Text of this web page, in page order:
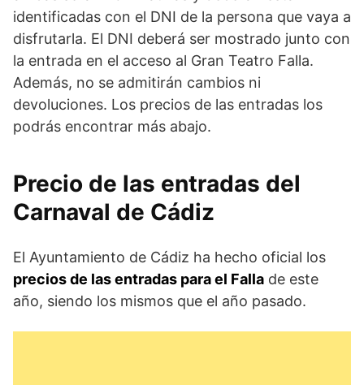
identificadas con el DNI de la persona que vaya a
disfrutarla. El DNI deberá ser mostrado junto con
la entrada en el acceso al Gran Teatro Falla.
Además, no se admitirán cambios ni
devoluciones. Los precios de las entradas los
podrás encontrar más abajo.
Precio de las entradas del
Carnaval de Cádiz
El Ayuntamiento de Cádiz ha hecho oficial los
precios de las entradas para el Falla de este
año, siendo los mismos que el año pasado.